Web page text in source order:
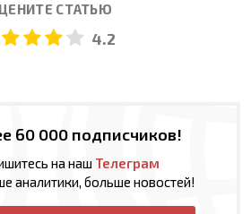
СТАТЬЮ
4.2
60 000 подписчиков!
на наш Телеграм
аналитики, больше новостей!